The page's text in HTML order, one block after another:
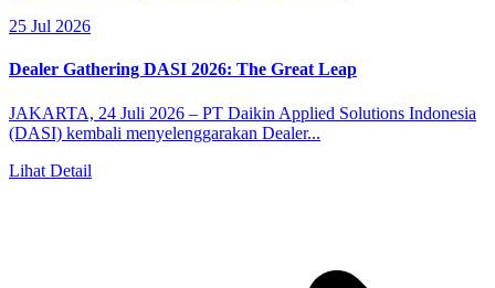
25 Jul 2026
Dealer Gathering DASI 2026: The Great Leap
JAKARTA, 24 Juli 2026 – PT Daikin Applied Solutions Indonesia
(DASI) kembali menyelenggarakan Dealer...
Lihat Detail